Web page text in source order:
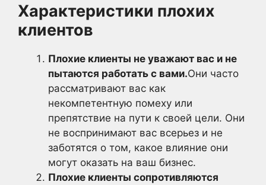
Характеристики плохих
клиентов
Плохие клиенты не уважают вас и не
пытаются работать с вами.Они часто
рассматривают вас как
некомпетентную помеху или
препятствие на пути к своей цели. Они
не воспринимают вас всерьез и не
заботятся о том, какое влияние они
могут оказать на ваш бизнес.
Плохие клиенты сопротивляются